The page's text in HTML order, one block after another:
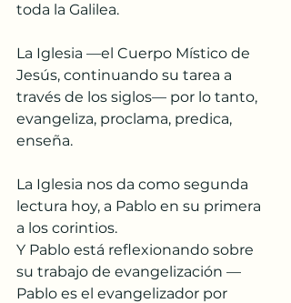
toda la Galilea.
La Iglesia —el Cuerpo Místico de
Jesús, continuando su tarea a
través de los siglos— por lo tanto,
evangeliza, proclama, predica,
enseña.
La Iglesia nos da como segunda
lectura hoy, a Pablo en su primera
a los corintios.
Y Pablo está reflexionando sobre
su trabajo de evangelización —
Pablo es el evangelizador por